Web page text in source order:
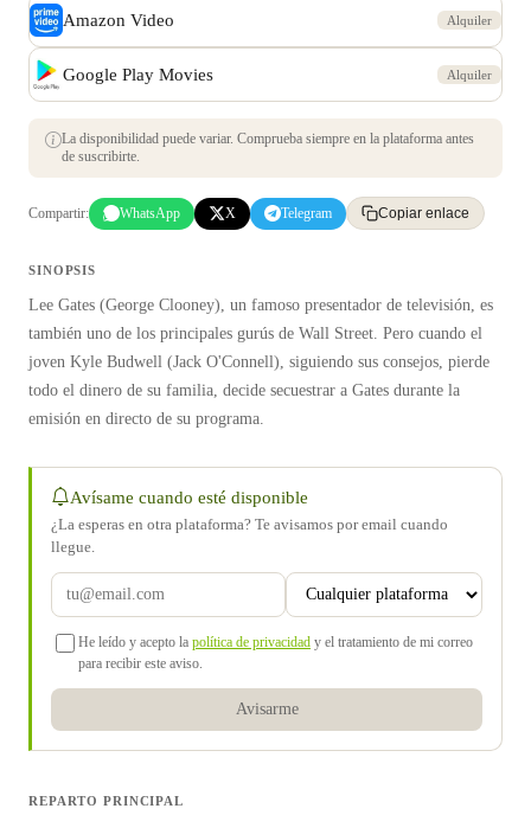
Amazon Video Alquiler
Google Play Movies Alquiler
La disponibilidad puede variar. Comprueba siempre en la plataforma antes
de suscribirte.
Compartir: WhatsApp X Telegram Copiar enlace
SINOPSIS
Lee Gates (George Clooney), un famoso presentador de televisión, es
también uno de los principales gurús de Wall Street. Pero cuando el
joven Kyle Budwell (Jack O'Connell), siguiendo sus consejos, pierde
todo el dinero de su familia, decide secuestrar a Gates durante la
emisión en directo de su programa.
Avísame cuando esté disponible
¿La esperas en otra plataforma? Te avisamos por email cuando
llegue.
He leído y acepto la política de privacidad y el tratamiento de mi correo
para recibir este aviso.
Avisarme
REPARTO PRINCIPAL